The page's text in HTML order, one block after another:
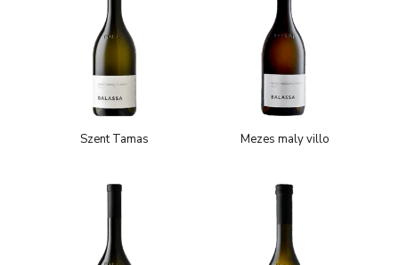
Szent Tamas Mezes maly villo